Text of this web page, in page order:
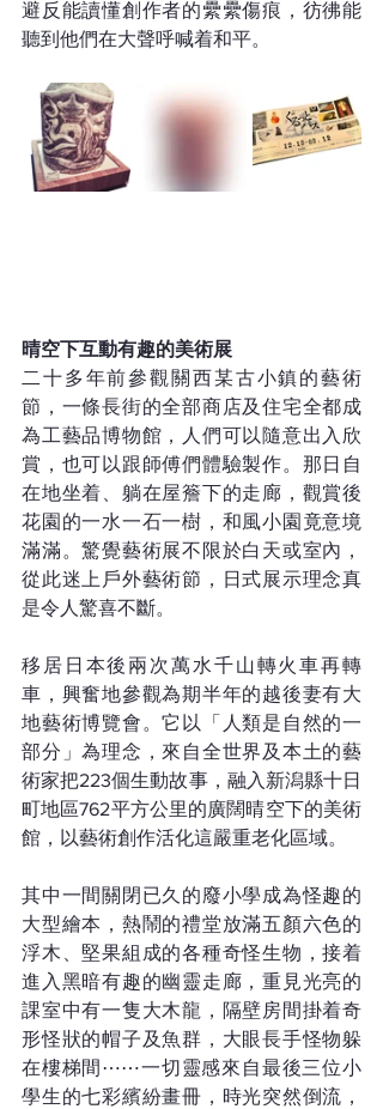
避反能讀懂創作者的纍纍傷痕，彷彿能
聽到他們在大聲呼喊着和平。
晴空下互動有趣的美術展
二十多年前參觀關西某古小鎮的藝術
節，一條長街的全部商店及住宅全都成
為工藝品博物館，人們可以隨意出入欣
賞，也可以跟師傅們體驗製作。那日自
在地坐着、躺在屋簷下的走廊，觀賞後
花園的一水一石一樹，和風小園竟意境
滿滿。驚覺藝術展不限於白天或室內，
從此迷上戶外藝術節，日式展示理念真
是令人驚喜不斷。
移居日本後兩次萬水千山轉火車再轉
車，興奮地參觀為期半年的越後妻有大
地藝術博覽會。它以「人類是自然的一
部分」為理念，來自全世界及本土的藝
術家把223個生動故事，融入新潟縣十日
町地區762平方公里的廣闊晴空下的美術
館，以藝術創作活化這嚴重老化區域。
其中一間關閉已久的廢小學成為怪趣的
大型繪本，熱鬧的禮堂放滿五顏六色的
浮木、堅果組成的各種奇怪生物，接着
進入黑暗有趣的幽靈走廊，重見光亮的
課室中有一隻大木龍，隔壁房間掛着奇
形怪狀的帽子及魚群，大眼長手怪物躲
在樓梯間⋯⋯一切靈感來自最後三位小
學生的七彩繽紛畫冊，時光突然倒流，